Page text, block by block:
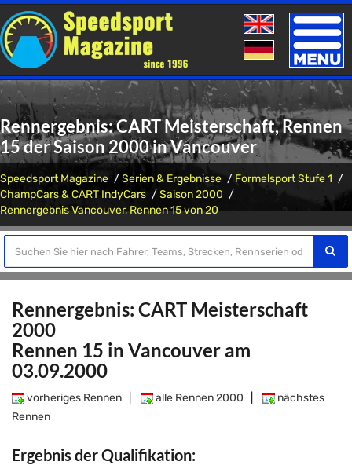
Toggle
Rennergebnis: CART Meisterschaft, Rennen
15 der Saison 2000 in Vancouver
Speedsport Magazine Serien & Ergebnisse
Formelsport Stufe 1
ChampCars & CART IndyCars
Saison 2000
Rennergebnis Vancouver, Rennen 15 von 20
Rennergebnis: CART Meisterschaft
2000
Rennen 15 in Vancouver am
03.09.2000
vorheriges Rennen alle Rennen 2000
nächstes
Rennen
Ergebnis der Qualifikation: